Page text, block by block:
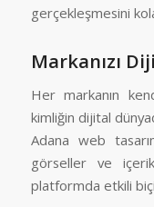
gerçekleşmesini
Markanızı
Her markanın
kimliğin dijital
Adana web
görseller ve
platformda etkili